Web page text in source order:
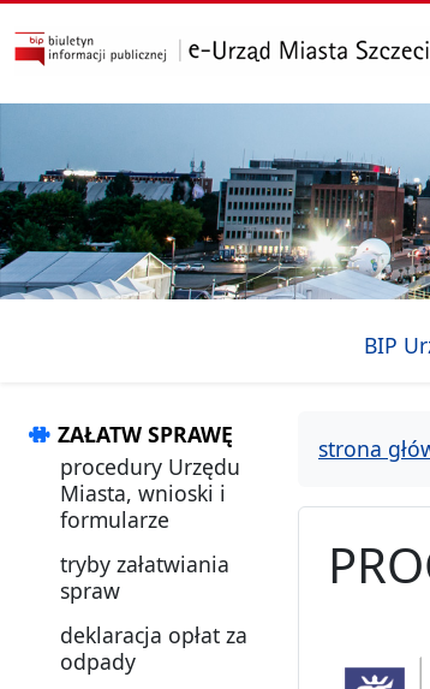
przejdź do głównego menu
BIP
ZAŁATW SPRAWĘ
procedury Urzędu
Miasta, wnioski i
formularze
tryby załatwiania
spraw
deklaracja opłat za
odpady
strona